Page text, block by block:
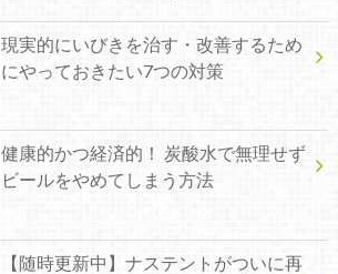
現実的にいびきを治す・改善するため
にやっておきたい7つの対策
健康的かつ経済的！ 炭酸水で無理せず
ビールをやめてしまう方法
【随時更新中】ナステントがついに再